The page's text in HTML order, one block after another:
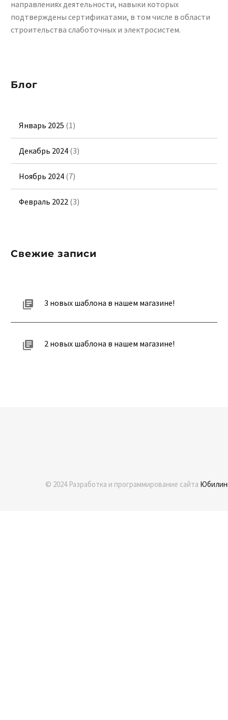
направлениях деятельности, навыки которых
подтверждены сертификатами, в том числе в области
строительства слаботочных и электросистем.
Блог
Январь 2025 (1)
Декабрь 2024 (3)
Ноябрь 2024 (7)
Февраль 2022 (3)
Свежие записи
3 новых шаблона в нашем магазине!
2 новых шаблона в нашем магазине!
© 2024 Разработка и программирование сайта